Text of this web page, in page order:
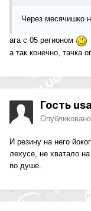
Через месячишко
ага с 05 регионом
а так конечно, тачка
Гость
Опубликовано
И резину на него
лехусе, не хватало
по душе.